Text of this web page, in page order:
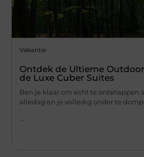
Vakantie
Ontdek de Ultieme
de Luxe Cuber Suites
Ben je klaar om echt te ontsnappen
alledag en je volledig onder te
...